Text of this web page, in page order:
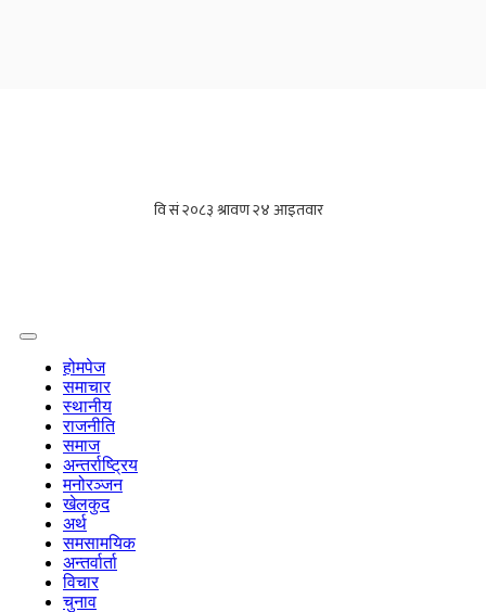
होमपेज
समाचार
स्थानीय
राजनीति
समाज
अन्तर्राष्ट्रिय
मनोरञ्जन
खेलकुद
अर्थ
समसामयिक
अन्तर्वार्ता
विचार
चुनाव